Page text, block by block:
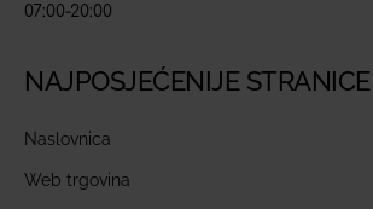
07:00-20:00
NAJPOSJEĆENIJE STRANICE
Naslovnica
Web trgovina